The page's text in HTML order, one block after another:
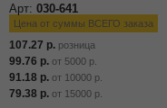
Арт: 030-641
Цена от суммы ВСЕГО заказа
107.27 р. розница
99.76 р. от 5000 р.
91.18 р. от 10000 р.
79.38 р. от 15000 р.